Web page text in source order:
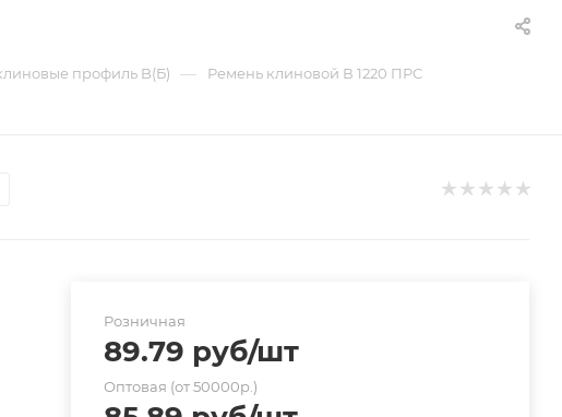
профиль B(Б) — Ремень клиновой В 1220 ПРС
Розничная
89.79 руб/шт
Оптовая (от 50000р.)